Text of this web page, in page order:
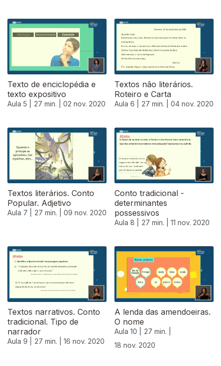
Texto de enciclopédia e
texto expositivo
Aula 5 | 27 min. | 02 nov. 2020
Textos não literários.
Roteiro e Carta
Aula 6 | 27 min. | 04 nov. 2020
Textos literários. Conto
Popular. Adjetivo
Aula 7 | 27 min. | 09 nov. 2020
Conto tradicional -
determinantes
possessivos
Aula 8 | 27 min. | 11 nov. 2020
Textos narrativos. Conto
tradicional. Tipo de
narrador
Aula 9 | 27 min. | 16 nov. 2020
A lenda das amendoeiras.
O nome
Aula 10 |
27 min. |
18 nov. 2020